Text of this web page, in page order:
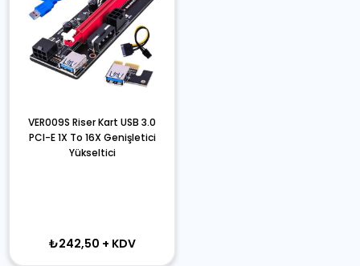
VER009S Riser Kart USB 3.0
PCI-E 1X To 16X Genişletici
Yükseltici
₺242,50 + KDV